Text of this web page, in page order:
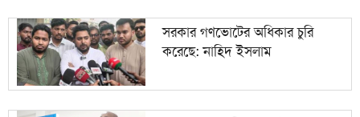
সরকার গণভোটের অধিকার চুরি
করেছে: নাহিদ ইসলাম